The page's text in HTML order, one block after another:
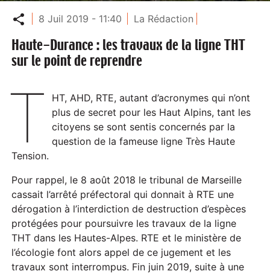
Partager
8 Juil 2019 - 11:40 La Rédaction
Haute-Durance : les travaux de la ligne THT
sur le point de reprendre
T
HT, AHD, RTE, autant d’acronymes qui n’ont
plus de secret pour les Haut Alpins, tant les
citoyens se sont sentis concernés par la
question de la fameuse ligne Très Haute
Tension.
Pour rappel, le 8 août 2018 le tribunal de Marseille
cassait l’arrêté préfectoral qui donnait à RTE une
dérogation à l’interdiction de destruction d’espèces
protégées pour poursuivre les travaux de la ligne
THT dans les Hautes-Alpes. RTE et le ministère de
l’écologie font alors appel de ce jugement et les
travaux sont interrompus. Fin juin 2019, suite à une